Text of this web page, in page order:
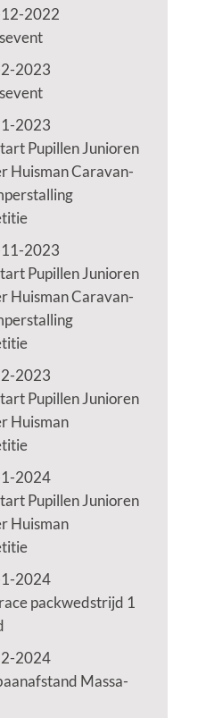
2022
2023
2023
Pupillen Junioren
Huisman Caravan-
2023
Pupillen Junioren
Huisman Caravan-
2023
Pupillen Junioren
Huisman
2024
Pupillen Junioren
Huisman
2024
packwedstrijd 1
2024
Massa-